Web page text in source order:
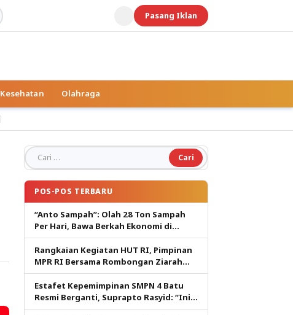
Pasang Iklan
Kesehatan Olahraga
Cari untuk:
POS-POS TERBARU
“Anto Sampah”: Olah 28 Ton Sampah
Per Hari, Bawa Berkah Ekonomi di
Tuban
Rangkaian Kegiatan HUT RI, Pimpinan
MPR RI Bersama Rombongan Ziarah
Kemakam Proklamator.
Estafet Kepemimpinan SMPN 4 Batu
Resmi Berganti, Suprapto Rasyid: “Ini
Amanah yang Harus Dijaga”